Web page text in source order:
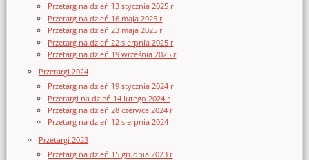
Przetarg na dzień 13 stycznia 2025 r
Przetarg na dzień 16 maja 2025 r
Przetarg na dzień 23 maja 2025 r
Przetarg na dzień 22 sierpnia 2025 r
Przetarg na dzień 19 września 2025 r
Przetargi 2024
Przetarg na dzień 19 stycznia 2024 r
Przetargi na dzień 14 lutego 2024 r
Przetarg na dzień 28 czerwca 2024 r
Przetarg na dzień 12 sierpnia 2024
Przetargi 2023
Przetarg na dzień 15 grudnia 2023 r